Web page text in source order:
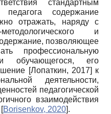
стандартным
педагога содержание
отражать, наряду с
и
позволяющее
профессиональную
обучающегося, его
[Лопаткин, 2017] к
деятельности,
педагогической
взаимодействия
[Borisenkov, 2020].